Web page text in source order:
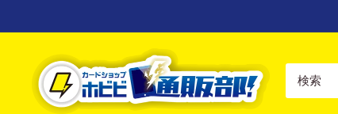
ン
【ポ
ケ
カ